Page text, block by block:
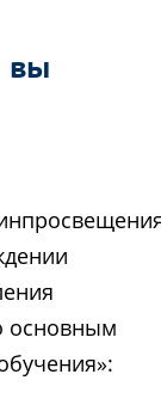
вы
основным